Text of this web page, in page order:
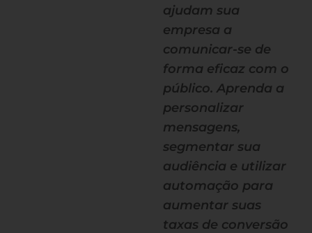
ajudam sua
empresa a
comunicar-se de
forma eficaz com o
público. Aprenda a
personalizar
mensagens,
segmentar sua
audiência e utilizar
automação para
aumentar suas
taxas de conversão